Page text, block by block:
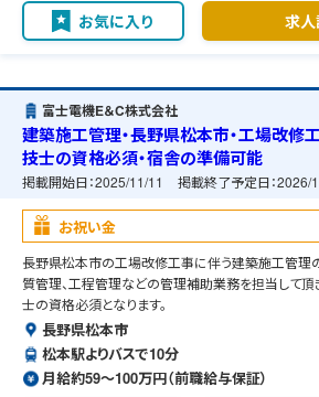
お気に入り 求人
富士電機E＆C株式会社
建築施工管理・長野県松本市・工場改修
技士の資格必須・宿舎の準備可能
掲載開始日：2025/11/11 掲載終了予定日：2026/
お祝い金
長野県松本市の工場改修工事に伴う建築施工管理
質管理、工程管理などの管理補助業務を担当して頂
士の資格必須となります。
長野県松本市
松本駅よりバスで10分
月給約59〜100万円（前職給与保証）